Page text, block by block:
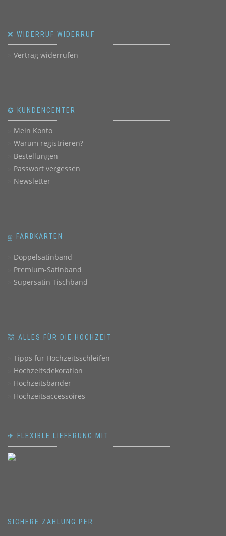
❌ WIDERRUF WIDERRUF
Vertrag widerrufen
✪ KUNDENCENTER
Mein Konto
Warum registrieren?
Bestellungen
Passwort vergessen
Newsletter
ஐ FARBKARTEN
Doppelsatinband
Premium-Satinband
Supersatin Tischband
💒 ALLES FÜR DIE HOCHZEIT
Tipps für Hochzeitsschleifen
Hochzeitsdekoration
Hochzeitsbänder
Hochzeitsaccessoires
✈ FLEXIBLE LIEFERUNG MIT
SICHERE ZAHLUNG PER